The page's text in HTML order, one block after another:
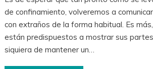
de confinamiento, volveremos a
con extraños de la forma habitual. Es
están predispuestos a mostrar sus
siquiera de mantener un…